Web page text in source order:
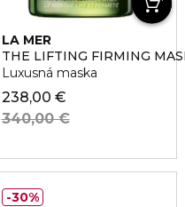
LA MER
THE LIFTING FIRMING
Luxusná maska
238,00 €
340,00 €
30%